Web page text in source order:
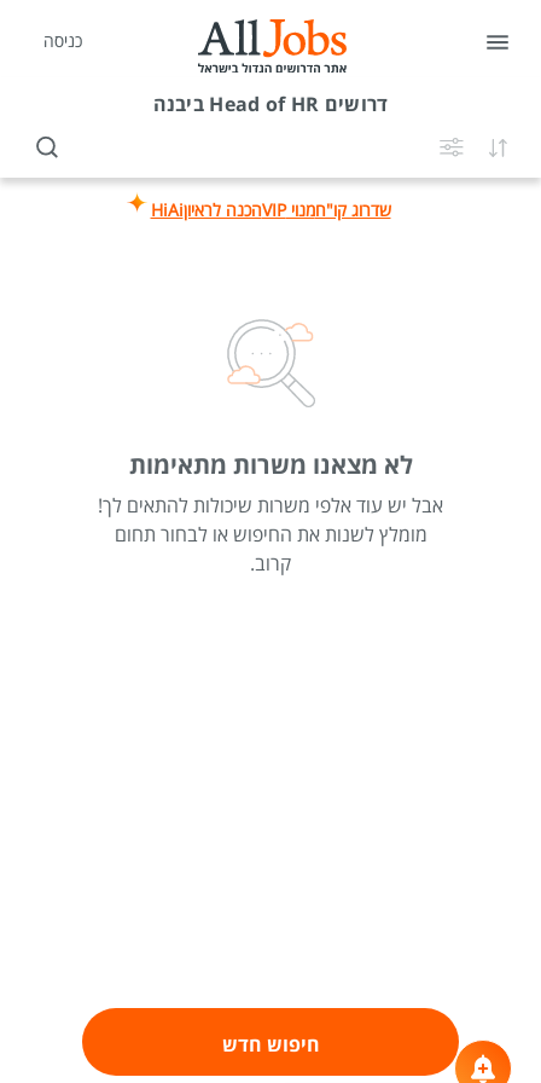
כניסה
דרושים Head of HR ביבנה
שדרוג קו"חמנוי VIP הכנה לראיוןHiAi
לא מצאנו משרות מתאימות
אבל יש עוד אלפי משרות שיכולות להתאים לך!
מומלץ לשנות את החיפוש או לבחור תחום
קרוב.
חיפוש חדש